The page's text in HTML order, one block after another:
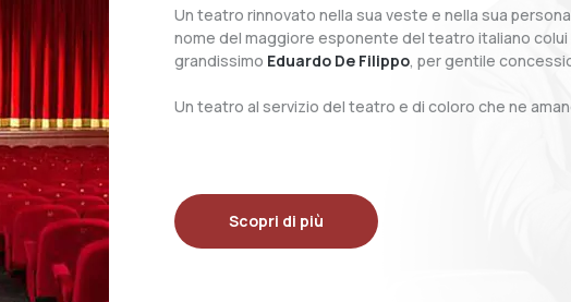
Un teatro rinnovato nella sua veste e nella sua
nome del maggiore esponente del teatro italiano colui
grandissimo Eduardo De Filippo, per gentile
Un teatro al servizio del teatro e di coloro che ne
Scopri di più